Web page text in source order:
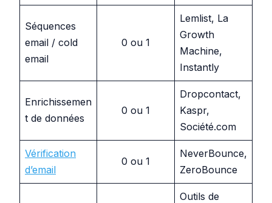
Séquences
email / cold
email
0 ou 1
Lemlist, La
Growth
Machine,
Instantly
Enrichissemen
t de données
0 ou 1
Dropcontact,
Kaspr,
Société.com
Vérification
d’email
0 ou 1
NeverBounce,
ZeroBounce
Outils de